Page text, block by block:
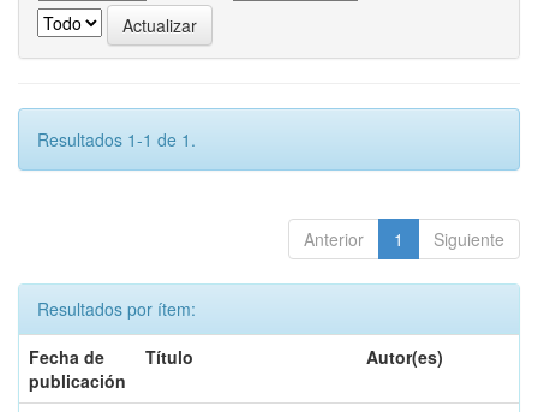
Resultados 1-1 de 1.
Anterior 1 Siguiente
Resultados por ítem:
Fecha de
publicación
Título Autor(es)